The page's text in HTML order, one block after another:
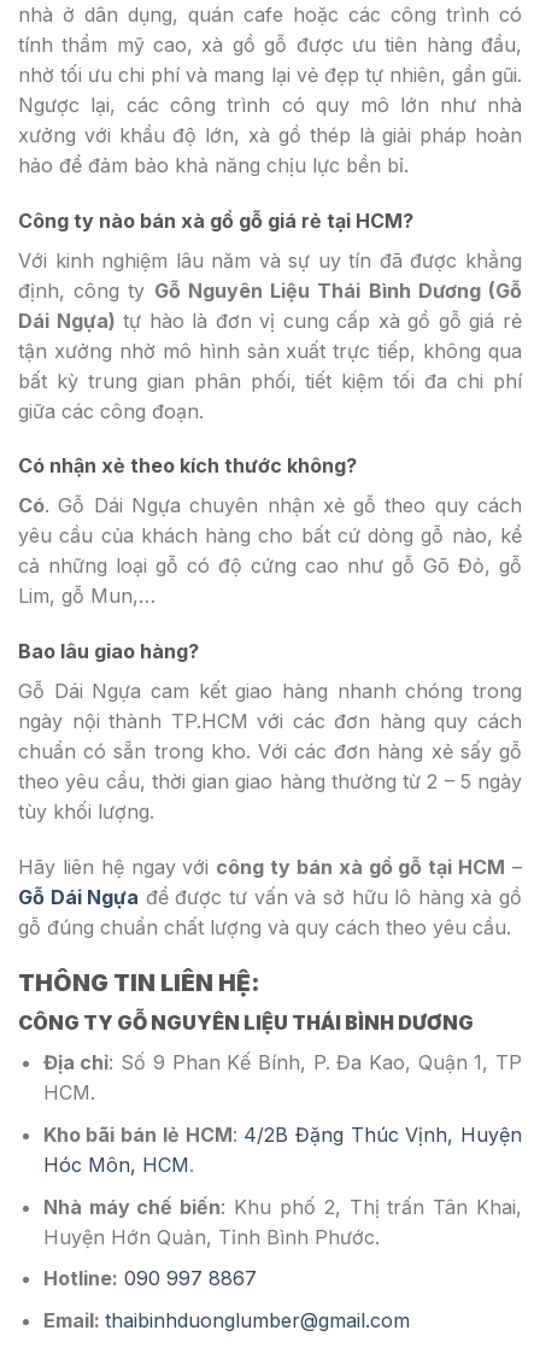
nhà ở dân dụng, quán cafe hoặc các công trình có
tính thẩm mỹ cao, xà gồ gỗ được ưu tiên hàng đầu,
nhờ tối ưu chi phí và mang lại vẻ đẹp tự nhiên, gần gũi.
Ngược lại, các công trình có quy mô lớn như nhà
xưởng với khẩu độ lớn, xà gồ thép là giải pháp hoàn
hảo để đảm bảo khả năng chịu lực bền bỉ.
Công ty nào bán xà gồ gỗ giá rẻ tại HCM?
Với kinh nghiệm lâu năm và sự uy tín đã được khẳng
định, công ty Gỗ Nguyên Liệu Thái Bình Dương (Gỗ
Dái Ngựa) tự hào là đơn vị cung cấp xà gồ gỗ giá rẻ
tận xưởng nhờ mô hình sản xuất trực tiếp, không qua
bất kỳ trung gian phân phối, tiết kiệm tối đa chi phí
giữa các công đoạn.
Có nhận xẻ theo kích thước không?
Có. Gỗ Dái Ngựa chuyên nhận xẻ gỗ theo quy cách
yêu cầu của khách hàng cho bất cứ dòng gỗ nào, kể
cả những loại gỗ có độ cứng cao như gỗ Gõ Đỏ, gỗ
Lim, gỗ Mun,…
Bao lâu giao hàng?
Gỗ Dái Ngựa cam kết giao hàng nhanh chóng trong
ngày nội thành TP.HCM với các đơn hàng quy cách
chuẩn có sẵn trong kho. Với các đơn hàng xẻ sấy gỗ
theo yêu cầu, thời gian giao hàng thường từ 2 – 5 ngày
tùy khối lượng.
Hãy liên hệ ngay với công ty bán xà gồ gỗ tại HCM –
Gỗ Dái Ngựa để được tư vấn và sở hữu lô hàng xà gồ
gỗ đúng chuẩn chất lượng và quy cách theo yêu cầu.
THÔNG TIN LIÊN HỆ:
CÔNG TY GỖ NGUYÊN LIỆU THÁI BÌNH DƯƠNG
Địa chỉ: Số 9 Phan Kế Bính, P. Đa Kao, Quận 1, TP
HCM.
Kho bãi bán lẻ HCM: 4/2B Đặng Thúc Vịnh, Huyện
Hóc Môn, HCM.
Nhà máy chế biến: Khu phố 2, Thị trấn Tân Khai,
Huyện Hớn Quản, Tỉnh Bình Phước.
Hotline: 090 997 8867
Email: thaibinhduonglumber@gmail.com